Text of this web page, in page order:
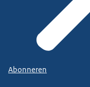
Abonneren